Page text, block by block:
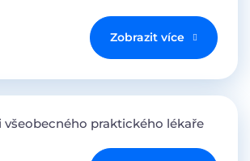
Zobrazit více
všeobecného praktického lékaře